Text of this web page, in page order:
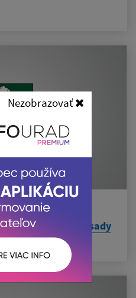
Nezobrazovať
zásady